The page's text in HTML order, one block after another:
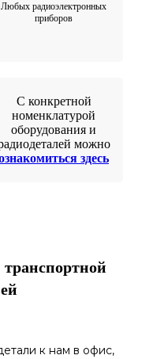
Любых радиоэлектронных
приборов
С конкретной
номенклатурой
оборудования и
можно
здесь
к нам в офис,